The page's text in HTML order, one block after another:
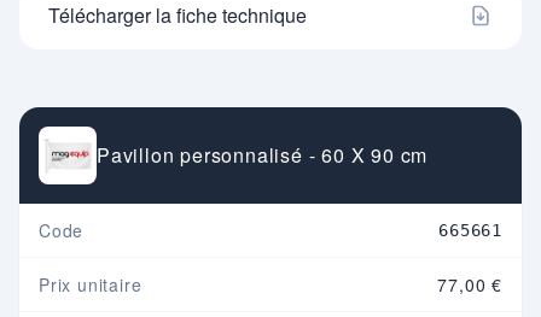
Télécharger la fiche technique
Pavillon personnalisé - 60 X 90 cm
Code 665661
Prix unitaire 77,00 €